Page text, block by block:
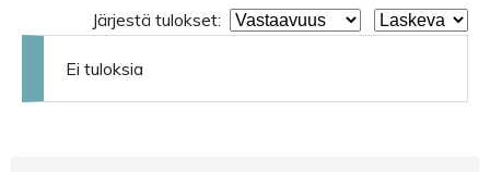
Järjestä tulokset:
Ei tuloksia